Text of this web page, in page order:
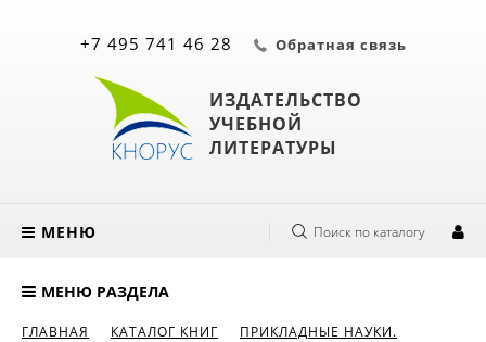
ИЗДАТЕЛЬСТВО
УЧЕБНОЙ
ЛИТЕРАТУРЫ
+7 495 741 46 28 Обратная связь
МЕНЮ Поиск по каталогу
МЕНЮ РАЗДЕЛА
ГЛАВНАЯ КАТАЛОГ КНИГ
ПРИКЛАДНЫЕ НАУКИ.